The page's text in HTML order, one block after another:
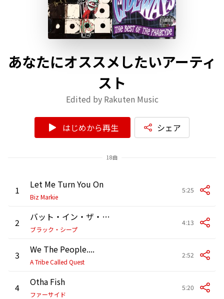
あなたにオススメしたいアーティ
スト
Edited by Rakuten Music
はじめから再生 シェア
18曲
1 Let Me Turn You On
Biz Markie
5:25
2 バット・イン・ザ・ミーンタイム
ブラック・シープ
4:13
3 We The People....
A Tribe Called Quest
2:52
4 Otha Fish
ファーサイド
5:20